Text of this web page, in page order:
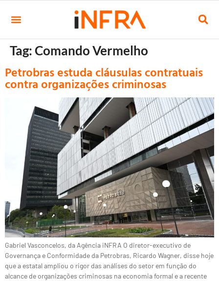
Tag:Comando Vermelho
Petrobras estuda cláusulas contratuais
contra organizações criminosas
Gabriel Vasconcelos, da Agência iNFRA O diretor-executivo de
Governança e Conformidade da Petrobras, Ricardo Wagner, disse hoje
que a estatal ampliou o rigor das análises do setor em função do
alcance de organizações criminosas na economia formal e a recente